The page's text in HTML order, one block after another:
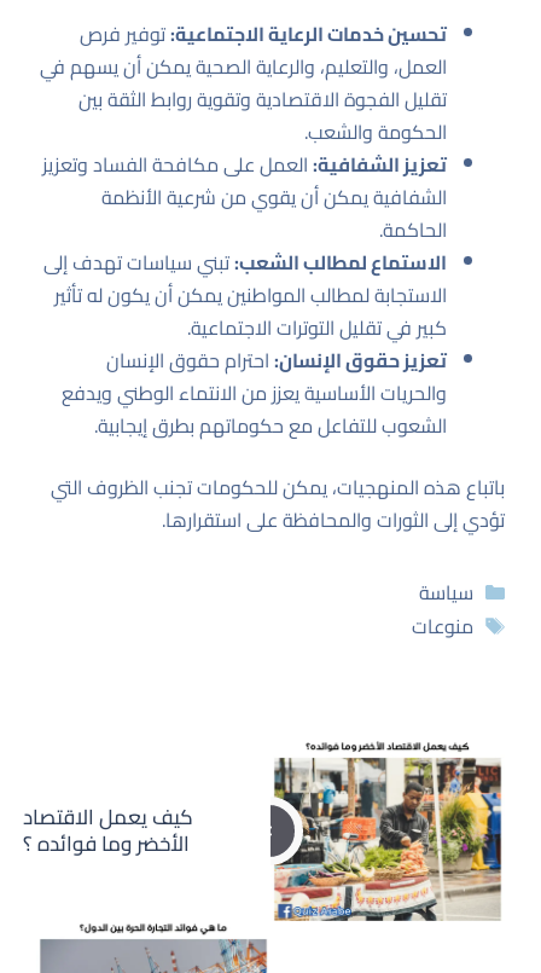
تحسين خدمات الرعاية الاجتماعية:توفير فرص
العمل، والتعليم، والرعاية الصحية يمكن أن يسهم في
تقليل الفجوة الاقتصادية وتقوية روابط الثقة بين
الحكومة والشعب.
تعزيز الشفافية:العمل على مكافحة الفساد وتعزيز
الشفافية يمكن أن يقوي من شرعية الأنظمة
الحاكمة.
الاستماع لمطالب الشعب:تبني سياسات تهدف إلى
الاستجابة لمطالب المواطنين يمكن أن يكون له تأثير
كبير في تقليل التوترات الاجتماعية.
تعزيز حقوق الإنسان:احترام حقوق الإنسان
والحريات الأساسية يعزز من الانتماء الوطني ويدفع
الشعوب للتفاعل مع حكوماتهم بطرق إيجابية.
باتباع هذه المنهجيات، يمكن للحكومات تجنب الظروف التي
تؤدي إلى الثورات والمحافظة على استقرارها.
التصنيفات
سياسة
الوسوم
منوعات
كيف يعمل الاقتصاد
الأخضر وما فوائده ؟